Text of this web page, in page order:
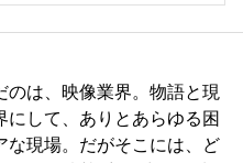
のは、映像業界。物語と現
にして、ありとあらゆる困
な現場。だがそこには、ど